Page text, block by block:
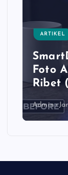
ARTIKEL
Foto
Ribet
Admin